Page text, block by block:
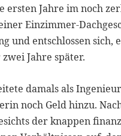
ersten Jahre im noch
Einzimmer-
und entschlossen
Jahre später.
damals als
noch Geld hinzu.
der knappen